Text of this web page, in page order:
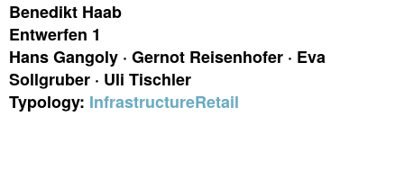
Benedikt Haab
Entwerfen 1
Hans Gangoly · Gernot Reisenhofer · Eva
Sollgruber · Uli Tischler
Typology: InfrastructureRetail